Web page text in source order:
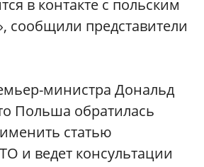
в контакте с польским
сообщили представители
министра Дональд
Польша обратилась
статью
и ведет консультации